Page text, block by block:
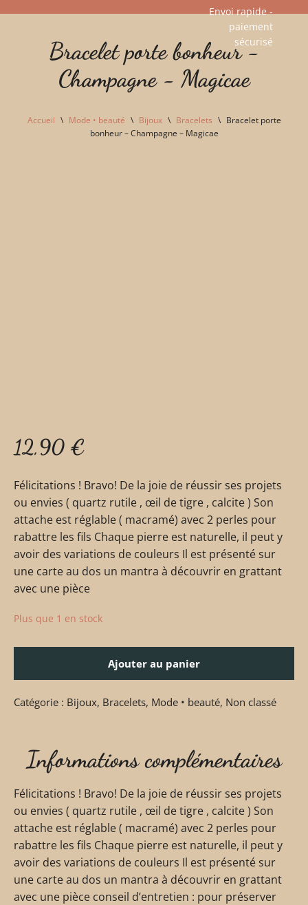
Envoi rapide -
paiement
sécurisé​
Bracelet porte bonheur -
Champagne - Magicae
Accueil \ Mode • beauté \ Bijoux \ Bracelets \ Bracelet porte
bonheur – Champagne – Magicae
12,90 €
Félicitations ! Bravo! De la joie de réussir ses projets
ou envies ( quartz rutile , œil de tigre , calcite ) Son
attache est réglable ( macramé) avec 2 perles pour
rabattre les fils Chaque pierre est naturelle, il peut y
avoir des variations de couleurs Il est présenté sur
une carte au dos un mantra à découvrir en grattant
avec une pièce
Plus que 1 en stock
Ajouter au panier
Catégorie : Bijoux, Bracelets, Mode • beauté, Non classé
Informations complémentaires
Félicitations ! Bravo! De la joie de réussir ses projets
ou envies ( quartz rutile , œil de tigre , calcite ) Son
attache est réglable ( macramé) avec 2 perles pour
rabattre les fils Chaque pierre est naturelle, il peut y
avoir des variations de couleurs Il est présenté sur
une carte au dos un mantra à découvrir en grattant
avec une pièce conseil d’entretien : pour préserver